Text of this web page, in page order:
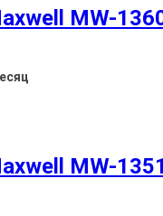
MW-
MW-1351